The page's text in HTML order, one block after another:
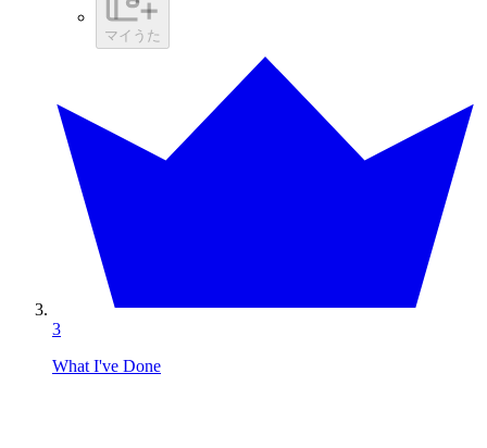
マイうた
3
What I've Done